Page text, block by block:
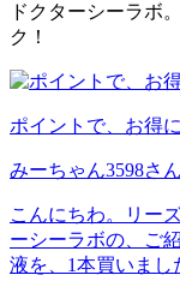
ドクターシーラボ
ク！
ポイントで、お得
みーちゃん3598さん
こんにちわ。リー
ーシーラボの、ご
液を、1本買いま